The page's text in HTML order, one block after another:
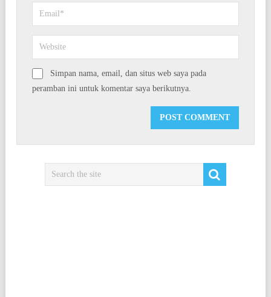
Simpan nama, email, dan situs web saya pada
peramban ini untuk komentar saya berikutnya.